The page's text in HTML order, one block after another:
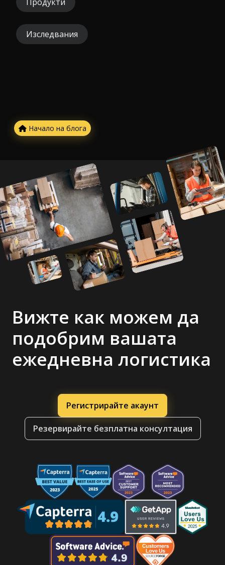
Продукти
Изследвания
Начало на блога
Вижте как можем да
подобрим вашата
ежедневна логистика
Регистрирайте акаунт
Резервирайте безплатна консултация